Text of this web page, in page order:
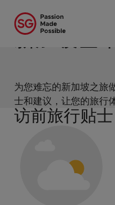
主页/ 须知
新加坡基
为您难忘的新加坡之
士和建议，让您的旅行
访前旅行贴士